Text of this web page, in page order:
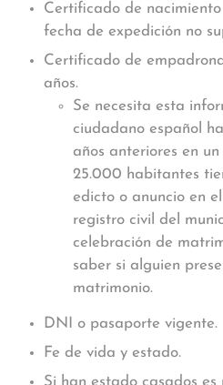
Certificado de
fecha de expedición no
Certificado de
años.
Se necesita esta
ciudadano español
años anteriores en
25.000 habitantes
edicto o anuncio en
registro civil del
celebración de
saber si alguien
matrimonio.
DNI o pasaporte vigente.
Fe de vida y estado.
Si han estado casados